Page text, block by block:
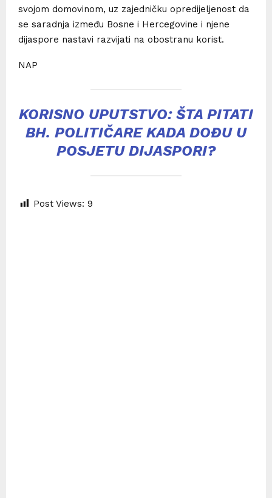
svojom domovinom, uz zajedničku opredijeljenost da
se saradnja između Bosne i Hercegovine i njene
dijaspore nastavi razvijati na obostranu korist.
NAP
KORISNO UPUTSTVO: ŠTA PITATI
BH. POLITIČARE KADA DOĐU U
POSJETU DIJASPORI?
Post Views: 9